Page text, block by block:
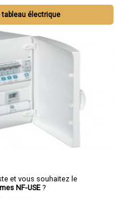
électrique
et vous souhaitez le
NF-USE ?